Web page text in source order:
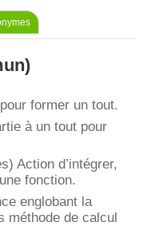
former un tout.
à un tout pour
Action d’intégrer,
fonction.
englobant la
méthode de calcul